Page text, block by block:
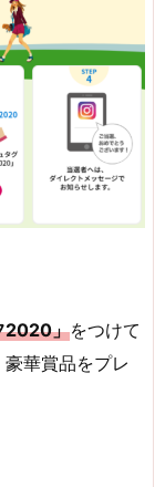
2020」をつけて
華賞品をプレ